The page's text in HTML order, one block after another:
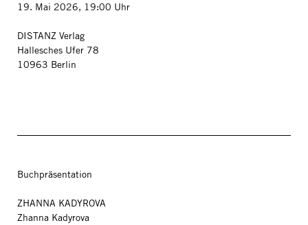
19. Mai 2026, 19:00 Uhr
DISTANZ Verlag
Hallesches Ufer 78
10963 Berlin
Buchpräsentation
ZHANNA KADYROVA
Zhanna Kadyrova